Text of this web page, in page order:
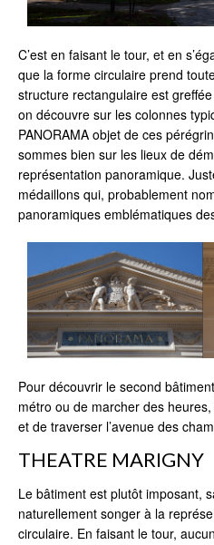
C’est en faisant le tour, et en
que la forme circulaire prend
structure rectangulaire est
on découvre sur les colonnes
PANORAMA objet de ces
sommes bien sur les lieux de
représentation panoramique.
médaillons qui, probablement
panoramiques emblématiques
Pour découvrir le second
métro ou de marcher des
et de traverser l’avenue des
THEATRE MARIGNY
Le bâtiment est plutôt imposant,
naturellement songer à la
circulaire. En faisant le tour,